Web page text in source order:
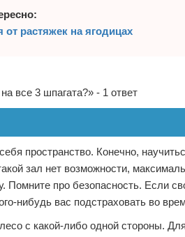
от растяжек на ягодицах
все 3 шпагата?» - 1 ответ
пространство. Конечно,
зал нет возможности,
Помните про безопасность. Если
нибудь вас подстраховать во
с какой-либо одной стороны.